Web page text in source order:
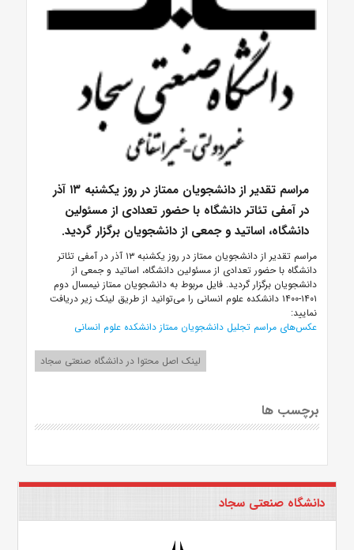
مراسم تقدیر از دانشجویان ممتاز در روز یکشنبه ۱۳ آذر
در آمفی تئاتر دانشگاه با حضور تعدادی از مسئولین
دانشگاه، اساتید و جمعی از دانشجویان برگزار گردید.
مراسم تقدیر از دانشجویان ممتاز در روز یکشنبه ۱۳ آذر در آمفی تئاتر
دانشگاه با حضور تعدادی از مسئولین دانشگاه، اساتید و جمعی از
دانشجویان برگزار گردید. فایل مربوط به دانشجویان ممتاز نیمسال دوم
۱۴۰۱-۱۴۰۰ دانشکده علوم انسانی را می‌توانید از طریق لینک زیر دریافت
نمایید:
عکس‌های مراسم تجلیل دانشجویان ممتاز دانشکده علوم انسانی
لینک اصل محتوا در دانشگاه صنعتی سجاد
برچسب ها
دانشگاه صنعتی سجاد